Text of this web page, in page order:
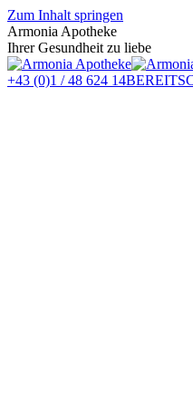
Zum Inhalt springen
Armonia Apotheke
Ihrer Gesundheit zu liebe
+43 (0)1 / 48 624 14